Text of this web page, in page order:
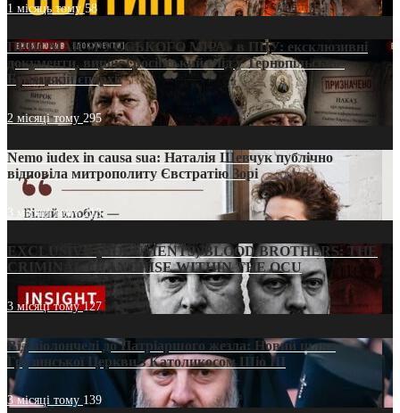
1 місяць тому58
ПРИСМАК «РУССЬКОГО МІРА» в ПЦУ: ексклюзивні
документи, вирок і російський слід у Тернопільсько-
Бучацькій єпархії
2 місяці тому 295
Nemo iudex in causa sua: Наталія Шевчук публічно
відповіла митрополиту Євстратію Зорі
3 місяці тому213
EXCLUSIVE (DOCUMENTS)/BLOOD BROTHERS: THE
CRIMINAL FRANCHISE WITHIN THE OCU
3 місяці тому127
Від віолончелі до Патріаршого жезла: Новий шлях
Грузинської Церкви з Католикосом Шіо III
3 місяці тому 139